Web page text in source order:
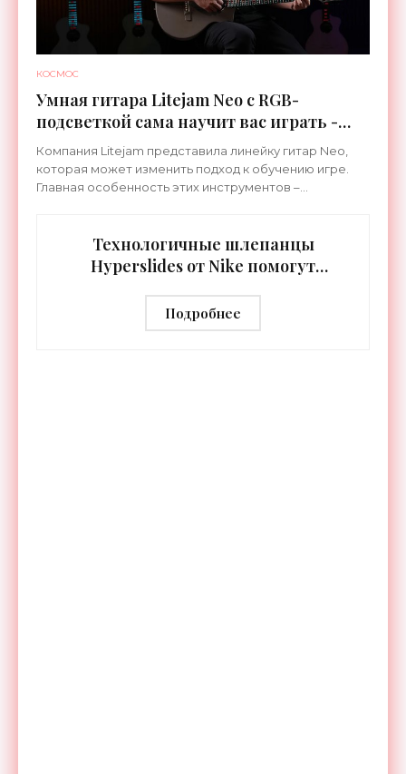
КОСМОС
Умная гитара Litejam Neo с RGB-
подсветкой сама научит вас играть -
«Гаджеты»
Компания Litejam представила линейку гитар Neo,
которая может изменить подход к обучению игре.
Главная особенность этих инструментов –
Технологичные шлепанцы
Hyperslides от Nike помогут
тренировки - «Гаджеты»
Подробнее